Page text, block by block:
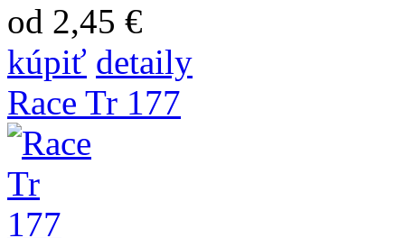
od 2,45 €
kúpiť detaily
Race Tr 177